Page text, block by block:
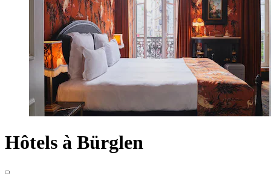
Hôtels à Bürglen